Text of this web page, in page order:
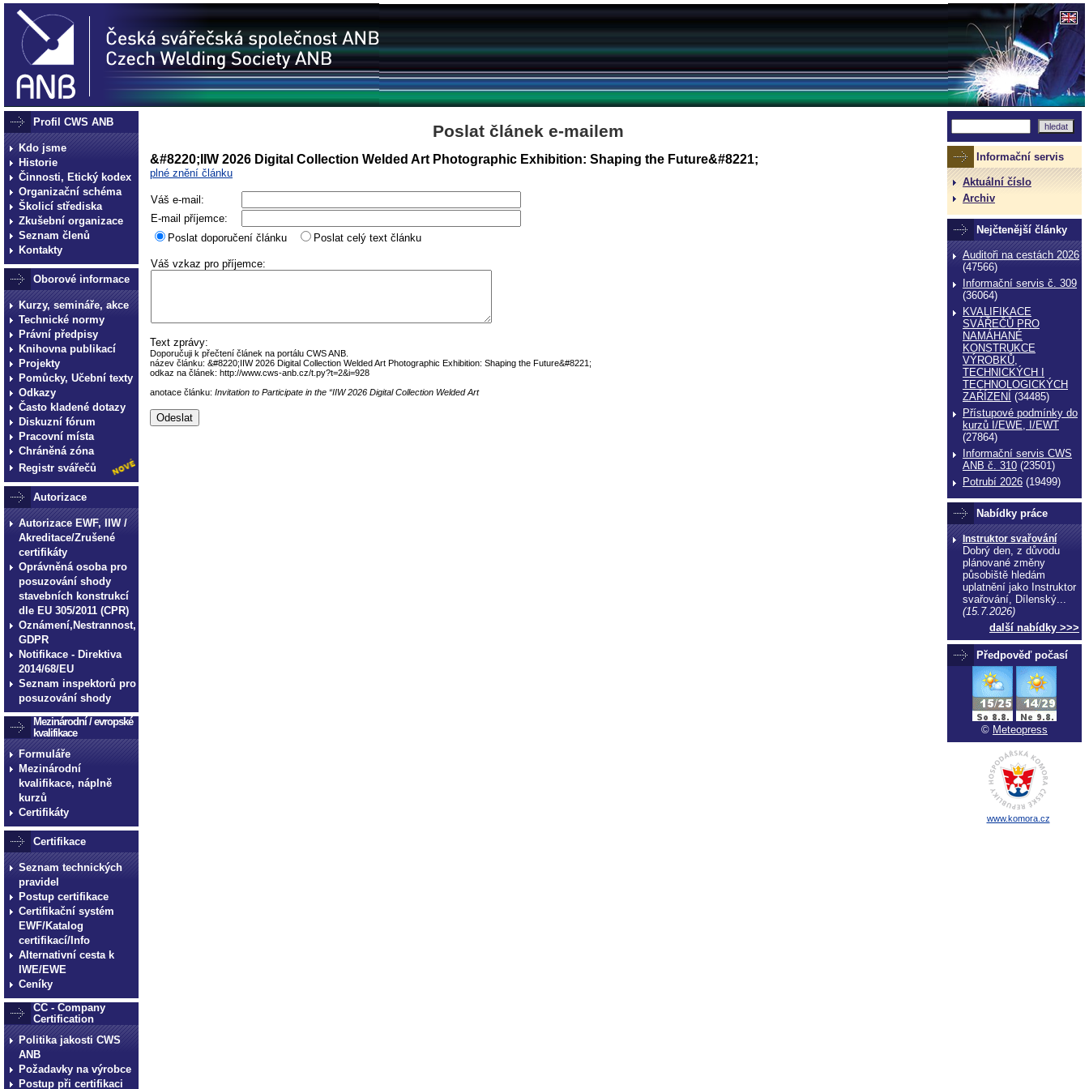
Profil CWS ANB
Kdo jsme
Historie
Činnosti, Etický kodex
Organizační schéma
Školicí střediska
Zkušební organizace
Seznam členů
Kontakty
Oborové informace
Kurzy, semináře, akce
Technické normy
Právní předpisy
Knihovna publikací
Projekty
Pomůcky, Učební texty
Odkazy
Často kladené dotazy
Diskuzní fórum
Pracovní místa
Chráněná zóna
Registr svářečů
Autorizace
Autorizace EWF, IIW /
Akreditace/Zrušené
certifikáty
Oprávněná osoba pro
posuzování shody
stavebních konstrukcí
dle EU 305/2011 (CPR)
Oznámení,Nestrannost,
GDPR
Notifikace - Direktiva
2014/68/EU
Seznam inspektorů pro
posuzování shody
Mezinárodní / evropské
kvalifikace
Formuláře
Mezinárodní
kvalifikace, náplně
kurzů
Certifikáty
Certifikace
Seznam technických
pravidel
Postup certifikace
Certifikační systém
EWF/Katalog
certifikací/Info
Alternativní cesta k
IWE/EWE
Ceníky
CC - Company
Certification
Politika jakosti CWS
ANB
Požadavky na výrobce
Postup při certifikaci
Poslat článek e-mailem
&#8220;IIW 2026 Digital Collection Welded Art Photographic Exhibition: Shaping the Future&#8221;
plné znění článku
Váš e-mail:
E-mail příjemce:
Poslat doporučení článku
Poslat celý text článku
Váš vzkaz pro příjemce:
Text zprávy:
Doporučuji k přečtení článek na portálu CWS ANB.
název článku: &#8220;IIW 2026 Digital Collection Welded Art Photographic Exhibition: Shaping the Future&#8221;
odkaz na článek: http://www.cws-anb.cz/t.py?t=2&i=928
anotace článku: Invitation to Participate in the “IIW 2026 Digital Collection Welded Art
Informační servis
Aktuální číslo
Archiv
Nejčtenější články
Auditoři na cestách 2026
(47566)
Informační servis č. 309
(36064)
KVALIFIKACE
SVÁŘEČŮ PRO
NAMÁHANÉ
KONSTRUKCE
VÝROBKŮ,
TECHNICKÝCH I
TECHNOLOGICKÝCH
ZAŔÍZENÍ (34485)
Přístupové podmínky do
kurzů I/EWE, I/EWT
(27864)
Informační servis CWS
ANB č. 310 (23501)
Potrubí 2026 (19499)
Nabídky práce
Instruktor svařování
Dobrý den, z důvodu
plánované změny
působiště hledám
uplatnění jako Instruktor
svařování, Dílenský...
(15.7.2026)
další nabídky >>>
Předpověď počasí
© Meteopress
www.komora.cz